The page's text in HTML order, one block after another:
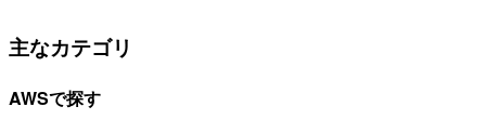
主なカテゴリ
AWSで探す